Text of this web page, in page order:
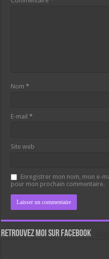
Nom*
E-mail*
Site web
Enregistrer mon nom, mon e-
pour mon prochain commentaire.
Retrouvez moi sur Facebook